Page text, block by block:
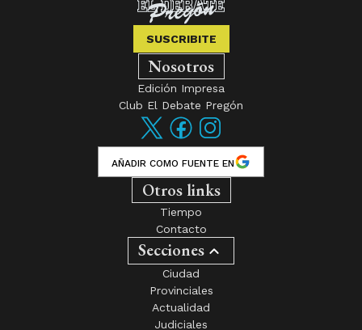
SUSCRIBITE
Nosotros
Edición Impresa
Club El Debate Pregón
AÑADIR COMO FUENTE EN
Otros links
Tiempo
Contacto
Secciones
Ciudad
Provinciales
Actualidad
Judiciales